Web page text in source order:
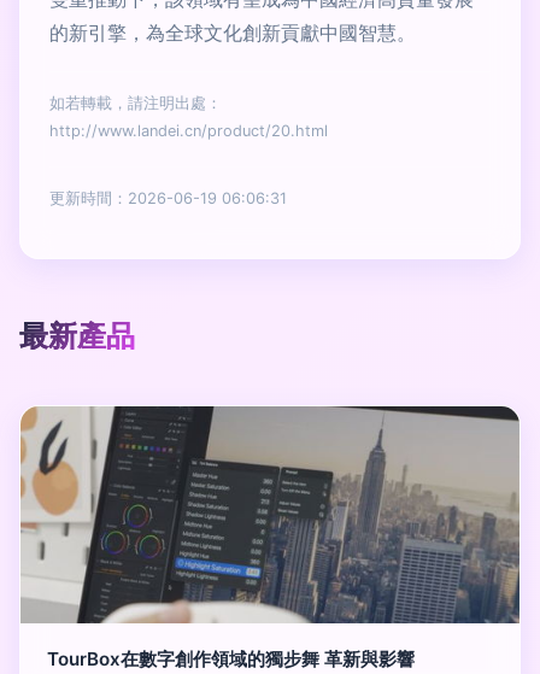
的新引擎，為全球文化創新貢獻中國智慧。
如若轉載，請注明出處：
http://www.landei.cn/product/20.html
更新時間：2026-06-19 06:06:31
最新產品
TourBox在數字創作領域的獨步舞 革新與影響